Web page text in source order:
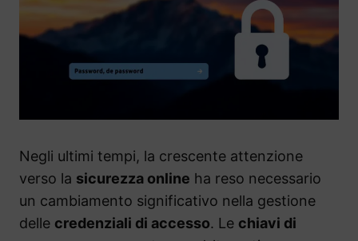
Negli ultimi tempi, la crescente attenzione
verso la sicurezza online ha reso necessario
un cambiamento significativo nella gestione
delle credenziali di accesso. Le chiavi di